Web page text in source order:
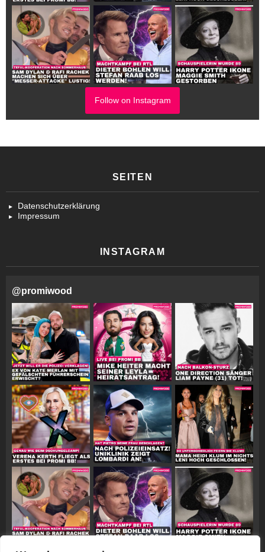
Follow on Instagram
SEITEN
Datenschutzerklärung
Impressum
INSTAGRAM
@promiwood